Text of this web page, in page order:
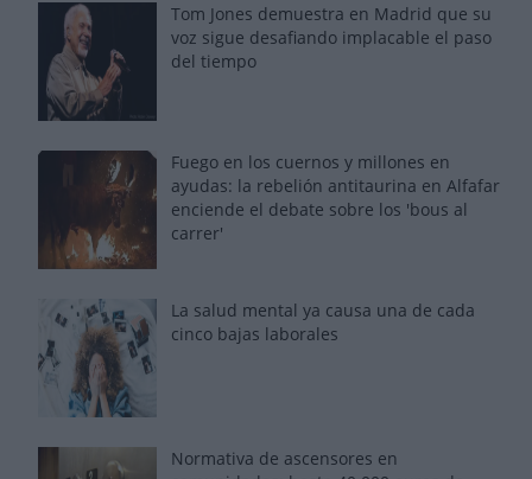
Tom Jones demuestra en Madrid que su
voz sigue desafiando implacable el paso
del tiempo
Fuego en los cuernos y millones en
ayudas: la rebelión antitaurina en Alfafar
enciende el debate sobre los 'bous al
carrer'
La salud mental ya causa una de cada
cinco bajas laborales
Normativa de ascensores en